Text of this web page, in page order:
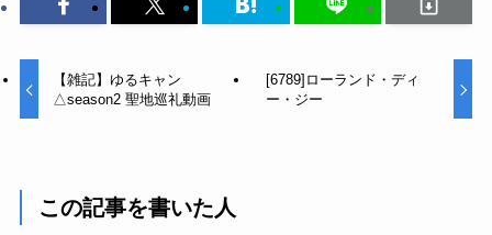
【雑記】ゆるキャン
△season2 聖地巡礼動画
[6789]ローランド・ディ
ー・ジー
この記事を書いた人